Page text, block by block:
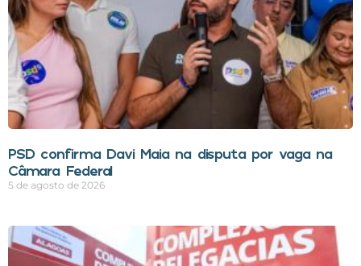
PSD confirma Davi Maia na disputa por vaga na
Câmara Federal
5 de agosto de 2026